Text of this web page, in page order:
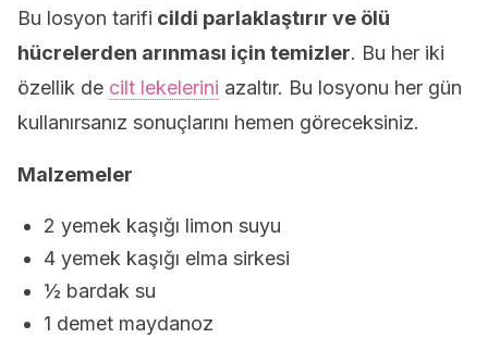
Bu losyon tarifi cildi parlaklaştırır ve ölü
hücrelerden arınması için temizler. Bu her iki
özellik de cilt lekelerini azaltır. Bu losyonu her gün
kullanırsanız sonuçlarını hemen göreceksiniz.
Malzemeler
2 yemek kaşığı limon suyu
4 yemek kaşığı elma sirkesi
½ bardak su
1 demet maydanoz